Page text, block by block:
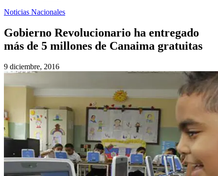
Noticias Nacionales
Gobierno Revolucionario ha entregado
más de 5 millones de Canaima gratuitas
9 diciembre, 2016